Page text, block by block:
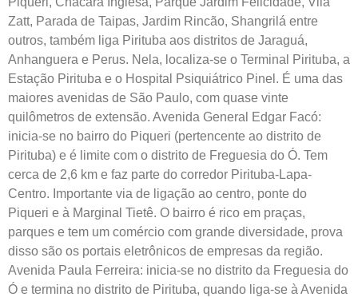
Zatt, Parada de Taipas, Jardim Rincão, Shangrilá entre
outros, também liga Pirituba aos distritos de Jaraguá,
Anhanguera e Perus. Nela, localiza-se o Terminal Pirituba, a
Estação Pirituba e o Hospital Psiquiátrico Pinel. É uma das
maiores avenidas de São Paulo, com quase vinte
quilômetros de extensão. Avenida General Edgar Facó:
inicia-se no bairro do Piqueri (pertencente ao distrito de
Pirituba) e é limite com o distrito de Freguesia do Ó. Tem
cerca de 2,6 km e faz parte do corredor Pirituba-Lapa-
Centro. Importante via de ligação ao centro, ponte do
Piqueri e à Marginal Tietê. O bairro é rico em praças,
parques e tem um comércio com grande diversidade, prova
disso são os portais eletrônicos de empresas da região.
Avenida Paula Ferreira: inicia-se no distrito da Freguesia do
Ó e termina no distrito de Pirituba, quando liga-se à Avenida